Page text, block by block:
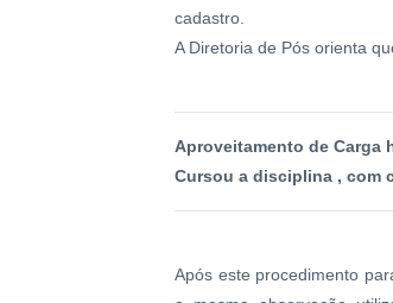
cadastro.
A Diretoria de Pós orienta
Aproveitamento de Carga
Cursou a disciplina , com
Após este procedimento